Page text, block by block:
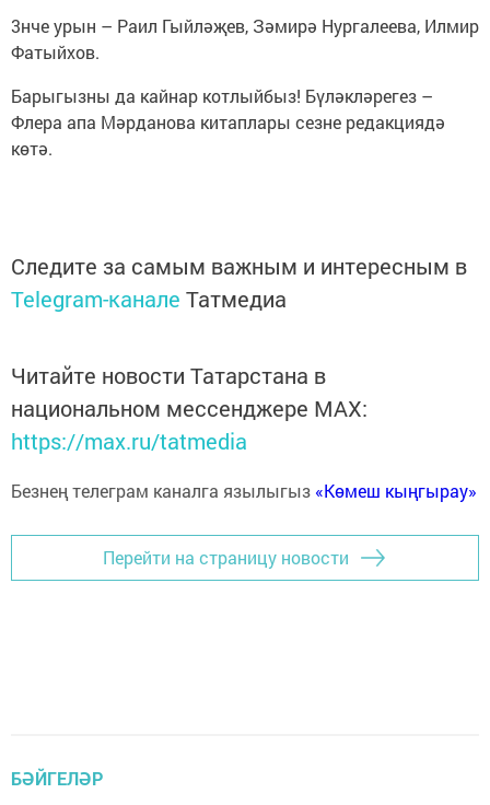
3нче урын – Раил Гыйләҗев, Зәмирә Нургалеева, Илмир
Фатыйхов.
Барыгызны да кайнар котлыйбыз! Бүләкләрегез –
Флера апа Мәрданова китаплары сезне редакциядә
көтә.
Следите за самым важным и интересным в
Telegram-канале Татмедиа
Читайте новости Татарстана в
национальном мессенджере MАХ:
https://max.ru/tatmedia
Безнең телеграм каналга язылыгыз «Көмеш кыңгырау»
Перейти на страницу новости
БӘЙГЕЛӘР